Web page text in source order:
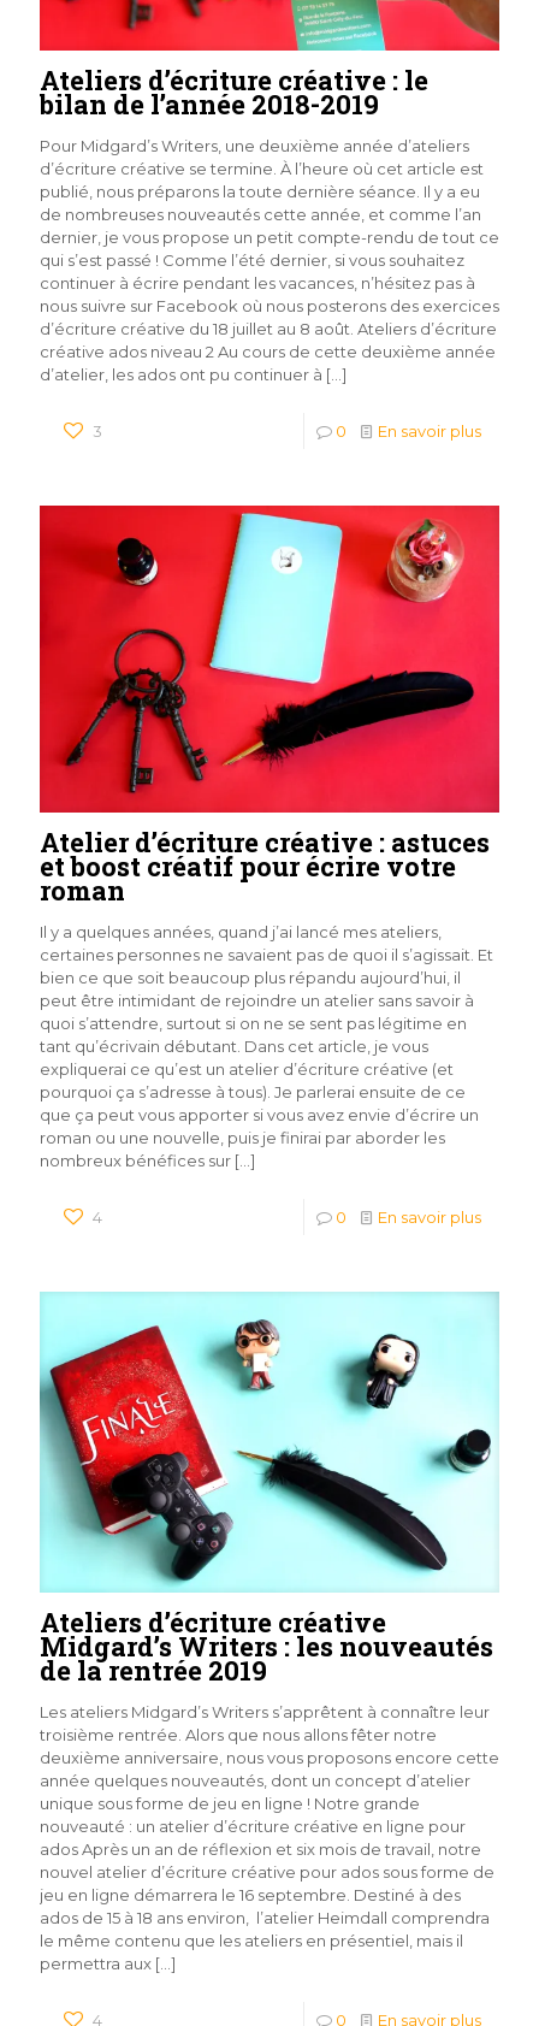
Ateliers d’écriture créative : le
bilan de l’année 2018-2019
Pour Midgard’s Writers, une deuxième année d’ateliers
d’écriture créative se termine. À l’heure où cet article est
publié, nous préparons la toute dernière séance. Il y a eu
de nombreuses nouveautés cette année, et comme l’an
dernier, je vous propose un petit compte-rendu de tout ce
qui s’est passé ! Comme l’été dernier, si vous souhaitez
continuer à écrire pendant les vacances, n’hésitez pas à
nous suivre sur Facebook où nous posterons des exercices
d’écriture créative du 18 juillet au 8 août. Ateliers d’écriture
créative ados niveau 2 Au cours de cette deuxième année
d’atelier, les ados ont pu continuer à […]
3 0 En savoir plus
Atelier d’écriture créative : astuces
et boost créatif pour écrire votre
roman
Il y a quelques années, quand j’ai lancé mes ateliers,
certaines personnes ne savaient pas de quoi il s’agissait. Et
bien ce que soit beaucoup plus répandu aujourd’hui, il
peut être intimidant de rejoindre un atelier sans savoir à
quoi s’attendre, surtout si on ne se sent pas légitime en
tant qu’écrivain débutant. Dans cet article, je vous
expliquerai ce qu’est un atelier d’écriture créative (et
pourquoi ça s’adresse à tous). Je parlerai ensuite de ce
que ça peut vous apporter si vous avez envie d’écrire un
roman ou une nouvelle, puis je finirai par aborder les
nombreux bénéfices sur […]
4 0 En savoir plus
Ateliers d’écriture créative
Midgard’s Writers : les nouveautés
de la rentrée 2019
Les ateliers Midgard’s Writers s’apprêtent à connaître leur
troisième rentrée. Alors que nous allons fêter notre
deuxième anniversaire, nous vous proposons encore cette
année quelques nouveautés, dont un concept d’atelier
unique sous forme de jeu en ligne ! Notre grande
nouveauté : un atelier d’écriture créative en ligne pour
ados Après un an de réflexion et six mois de travail, notre
nouvel atelier d’écriture créative pour ados sous forme de
jeu en ligne démarrera le 16 septembre. Destiné à des
ados de 15 à 18 ans environ, l’atelier Heimdall comprendra
le même contenu que les ateliers en présentiel, mais il
permettra aux […]
4 0 En savoir plus